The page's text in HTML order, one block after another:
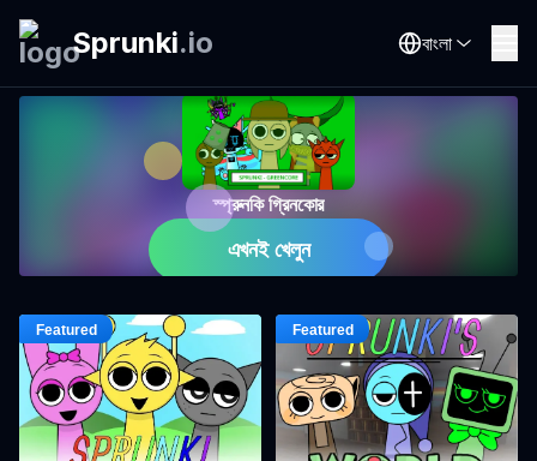
Sprunki.io বাংলা
স্প্রুনকি গ্রিনকোর
এখনই খেলুন